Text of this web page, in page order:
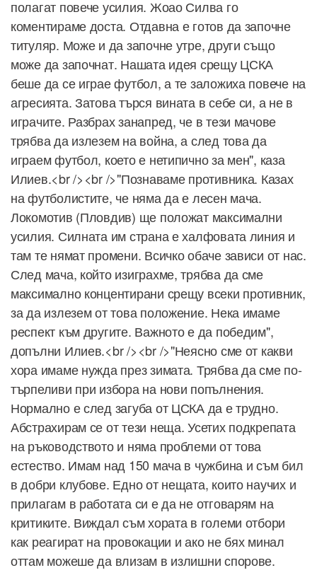
полагат повече усилия. Жоао Силва го
коментираме доста. Отдавна е готов да започне
титуляр. Може и да започне утре, други също
може да започнат. Нашата идея срещу ЦСКА
беше да се играе футбол, а те заложиха повече на
агресията. Затова търся вината в себе си, а не в
играчите. Разбрах занапред, че в тези мачове
трябва да излезем на война, а след това да
играем футбол, което е нетипично за мен", каза
Илиев.<br /><br />"Познаваме противника. Казах
на футболистите, че няма да е лесен мача.
Локомотив (Пловдив) ще положат максимални
усилия. Силната им страна е халфовата линия и
там те нямат промени. Всичко обаче зависи от нас.
След мача, който изиграхме, трябва да сме
максимално концентирани срещу всеки противник,
за да излезем от това положение. Нека имаме
респект към другите. Важното е да победим",
допълни Илиев.<br /><br />"Неясно сме от какви
хора имаме нужда през зимата. Трябва да сме по-
търпеливи при избора на нови попълнения.
Нормално е след загуба от ЦСКА да е трудно.
Абстрахирам се от тези неща. Усетих подкрепата
на ръководството и няма проблеми от това
естество. Имам над 150 мача в чужбина и съм бил
в добри клубове. Едно от нещата, които научих и
прилагам в работата си е да не отговарям на
критиките. Виждал съм хората в големи отбори
как реагират на провокации и ако не бях минал
оттам можеше да влизам в излишни спорове.